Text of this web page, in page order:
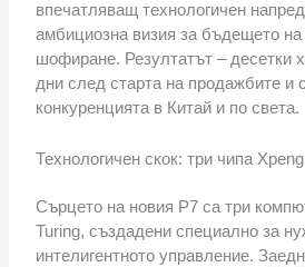
впечатляващ технологичен
амбициозна визия за бъдещето на
шофиране. Резултатът – десетки
дни след старта на продажбите и
конкуренцията в Китай и по света.
Технологичен скок: три чипа
Сърцето на новия P7 са три
Turing, създадени специално за
интелигентното управление.